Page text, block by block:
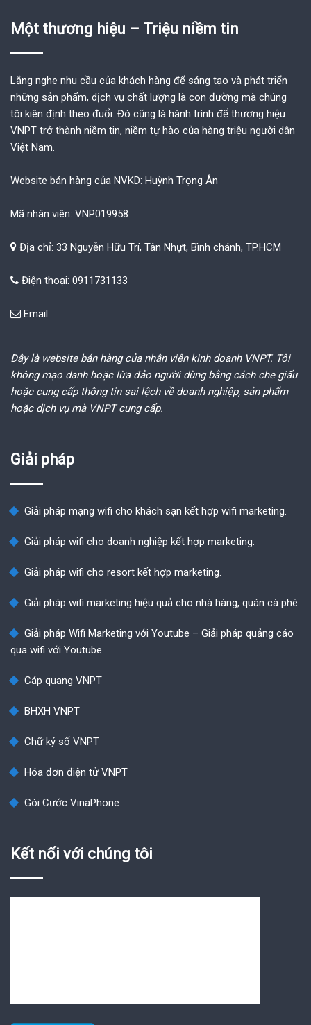
Một thương hiệu – Triệu niềm tin
Lắng nghe nhu cầu của khách hàng để sáng tạo và phát triển
những sản phẩm, dịch vụ chất lượng là con đường mà chúng
tôi kiên định theo đuổi. Đó cũng là hành trình để thương hiệu
VNPT trở thành niềm tin, niềm tự hào của hàng triệu người dân
Việt Nam.
Website bán hàng của NVKD: Huỳnh Trọng Ân
Mã nhân viên: VNP019958
Địa chỉ: 33 Nguyễn Hữu Trí, Tân Nhựt, Bình chánh, TP.HCM
Điện thoại: 0911731133
Email:
Đây là website bán hàng của nhân viên kinh doanh VNPT. Tôi
không mạo danh hoặc lừa đảo người dùng bằng cách che giấu
hoặc cung cấp thông tin sai lệch về doanh nghiệp, sản phẩm
hoặc dịch vụ mà VNPT cung cấp.
Giải pháp
Giải pháp mạng wifi cho khách sạn kết hợp wifi marketing.
Giải pháp wifi cho doanh nghiệp kết hợp marketing.
Giải pháp wifi cho resort kết hợp marketing.
Giải pháp wifi marketing hiệu quả cho nhà hàng, quán cà phê
Giải pháp Wifi Marketing với Youtube – Giải pháp quảng cáo
qua wifi với Youtube
Cáp quang VNPT
BHXH VNPT
Chữ ký số VNPT
Hóa đơn điện tử VNPT
Gói Cước VinaPhone
Kết nối với chúng tôi